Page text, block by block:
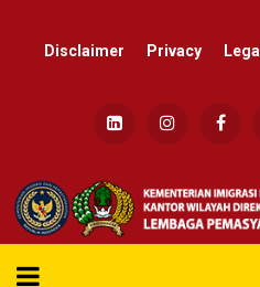
Disclaimer Privacy